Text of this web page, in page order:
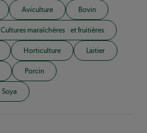
Aviculture Bovin
Cultures maraîchères et fruitières
Horticulture Laitier
Porcin
Soya